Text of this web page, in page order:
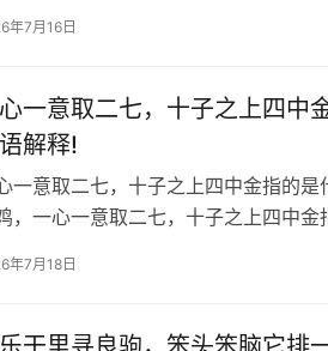
年7月16日
一意取二七，十子之上四中
解释!
一意取二七，十子之上四中金指的
，一心一意取二七，十子之上四中金
年7月18日